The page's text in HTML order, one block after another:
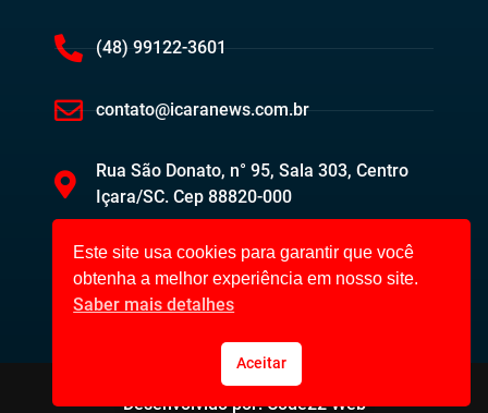
(48) 99122-3601
contato@icaranews.com.br
Rua São Donato, n° 95, Sala 303, Centro
Içara/SC. Cep 88820-000
Içara News ©2023. Todos os direitos reservados.
Desenvolvido por: Code22 Web
Este site usa cookies para garantir que você
obtenha a melhor experiência em nosso site.
Saber mais detalhes
Aceitar